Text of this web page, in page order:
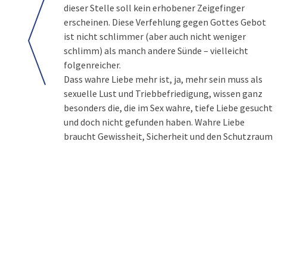
dieser Stelle soll kein erhobener Zeigefinger
erscheinen. Diese Verfehlung gegen Gottes Gebot
ist nicht schlimmer (aber auch nicht weniger
schlimm) als manch andere Sünde – vielleicht
folgenreicher.
Dass wahre Liebe mehr ist, ja, mehr sein muss als
sexuelle Lust und Triebbefriedigung, wissen ganz
besonders die, die im Sex wahre, tiefe Liebe gesucht
und doch nicht gefunden haben. Wahre Liebe
braucht Gewissheit, Sicherheit und den Schutzraum
weiterhin in die Augen schauen, auch wenn die
Verliebtheit wider Erwarten doch nicht in die Ehe
führen sollte. Wahre Liebe kann warten, echte Liebe